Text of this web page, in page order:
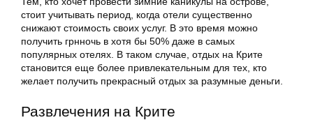
стоит учитывать период, когда отели существенно
снижают стоимость своих услуг. В это время можно
получить грнночь в хотя бы 50% даже в самых
популярных отелях. В таком случае, отдых на Крите
становится еще более привлекательным для тех, кто
желает получить прекрасный отдых за разумные деньги.
Развлечения на Крите